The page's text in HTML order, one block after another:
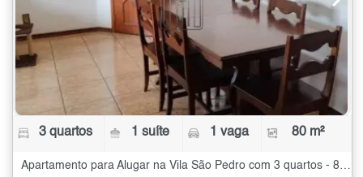
3 quartos 1 suíte 1 vaga 80 m²
Apartamento para Alugar na Vila São Pedro com 3 quartos - 80 m²